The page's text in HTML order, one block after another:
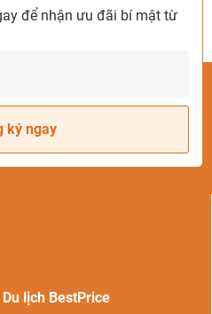
để nhận ưu đãi bí mật từ
ký ngay
lịch BestPrice